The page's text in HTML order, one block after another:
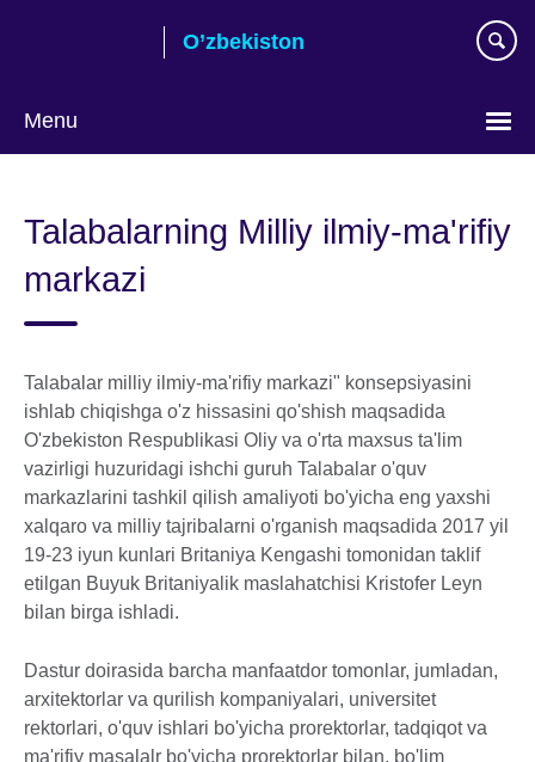
O’zbekiston
Menu
language
Talabalarning Milliy ilmiy-ma'rifiy
markazi
Talabalar milliy ilmiy-ma'rifiy markazi" konsepsiyasini
ishlab chiqishga o'z hissasini qo'shish maqsadida
O'zbekiston Respublikasi Oliy va o'rta maxsus ta'lim
vazirligi huzuridagi ishchi guruh Talabalar o'quv
markazlarini tashkil qilish amaliyoti bo'yicha eng yaxshi
xalqaro va milliy tajribalarni o'rganish maqsadida 2017 yil
19-23 iyun kunlari Britaniya Kengashi tomonidan taklif
etilgan Buyuk Britaniyalik maslahatchisi Kristofer Leyn
bilan birga ishladi.
Dastur doirasida barcha manfaatdor tomonlar, jumladan,
arxitektorlar va qurilish kompaniyalari, universitet
rektorlari, o'quv ishlari bo'yicha prorektorlar, tadqiqot va
ma'rifiy masalalr bo'yicha prorektorlar bilan, bo'lim